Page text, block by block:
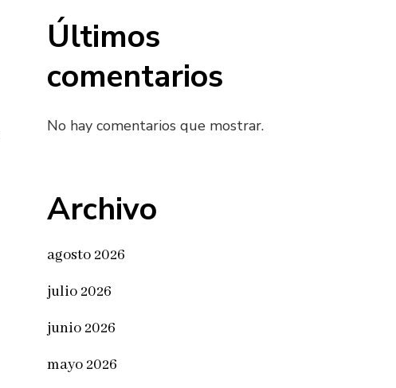
Últimos
comentarios
No hay comentarios que mostrar.
Archivo
agosto 2026
julio 2026
junio 2026
mayo 2026